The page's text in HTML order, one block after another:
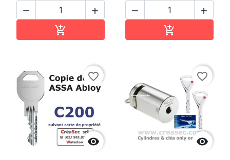
 

 


favorite_border

favorite_border